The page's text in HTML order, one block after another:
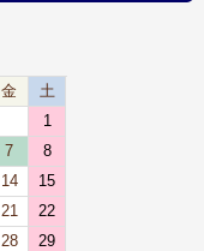
金
土
1
7
8
14
15
21
22
28
29